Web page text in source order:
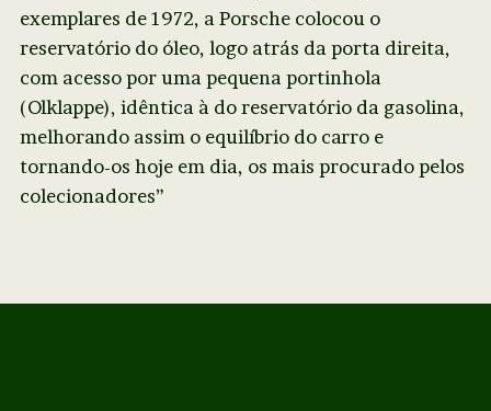
exemplares de 1972, a Porsche colocou o
reservatório do óleo, logo atrás da porta direita,
com acesso por uma pequena portinhola
(Olklappe), idêntica à do reservatório da gasolina,
melhorando assim o equilíbrio do carro e
tornando-os hoje em dia, os mais procurado pelos
colecionadores”